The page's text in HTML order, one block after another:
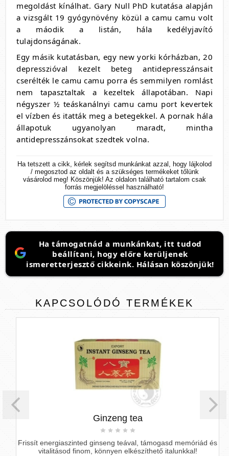
megoldást kínálhat. Gary Null PhD kutatása alapján
a vizsgált 19 gyógynövény közül a camu camu volt
a máodik a listán, hála kedélyjavító
tulajdonságának.
Egy másik kutatásban, egy new yorki kórházban, 20
depresszióval kezelt beteg antidepresszánsait
cserélték le camu camu porra és semmilyen romlást
nem tapasztaltak a kezeltek állapotában. Napi
négyszer ½ teáskanálnyi camu camu port kevertek
el vízben és itatták meg a betegekkel. A pornak hála
állapotuk ugyanolyan maradt, mintha
antidepresszánsokat szedtek volna.
Ha tetszett a cikk, kérlek segítsd munkánkat azzal, hogy lájkolod
/ megosztod az oldalt és a szükséges termékeket tőlünk
vásárolod meg! Köszönjük! Az oldalon található tartalom csak
forrás megjelöléssel használható!
Ha támogatnád a munkánkat, itt tudod
beállítani, hogy előre kerüljenek
ismeretterjesztő cikkeink. Hálásan köszönjük!
KAPCSOLÓDÓ TERMÉKEK
Ginzeng tea
Frissít energiaszinted ginseng teával, támogasd memóriád és
vitalitásod finom, könnyen elkészíthető italunkkal!